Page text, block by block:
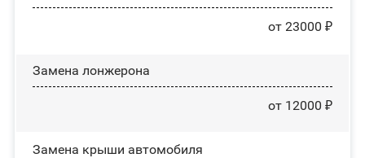
от 23000 ₽
Замена лонжерона
от 12000 ₽
Замена крыши автомобиля